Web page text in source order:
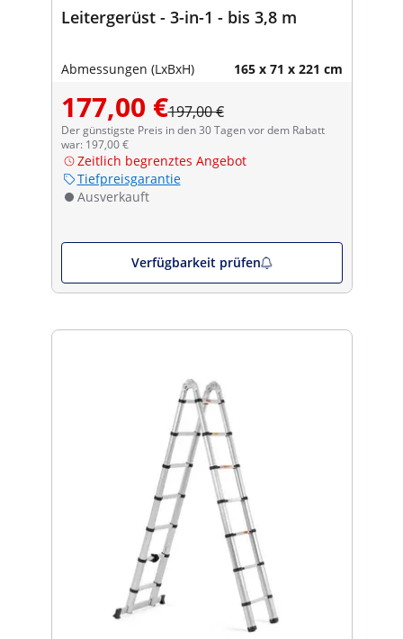
Leitergerüst - 3-in-1 - bis 3,8 m
Abmessungen (LxBxH) 165 x 71 x 221 cm
177,00 €197,00 €
Der günstigste Preis in den 30 Tagen vor dem Rabatt
war: 197,00 €
Zeitlich begrenztes Angebot
Tiefpreisgarantie
Ausverkauft
Verfügbarkeit prüfen